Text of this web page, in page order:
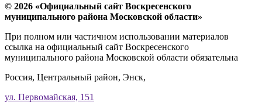
© 2026 «Официальный сайт Воскресенского
муниципального района Московской области»
При полном или частичном использовании материалов
ссылка на официальный сайт Воскресенского
муниципального района Московской области обязательна
Россия, Центральный район, Энск,
ул. Первомайская, 151